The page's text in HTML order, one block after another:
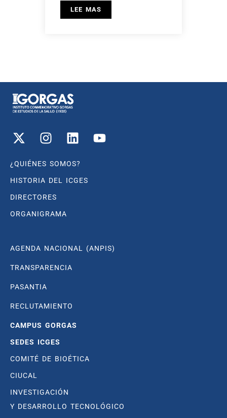
LEE MAS
¿QUIÉNES SOMOS?
HISTORIA DEL ICGES
DIRECTORES
ORGANIGRAMA
AGENDA NACIONAL (ANPIS)
TRANSPARENCIA
PASANTIA
RECLUTAMIENTO
CAMPUS GORGAS
SEDES ICGES
COMITÉ DE BIOÉTICA
CIUCAL
INVESTIGACIÓN
Y DESARROLLO TECNOLÓGICO